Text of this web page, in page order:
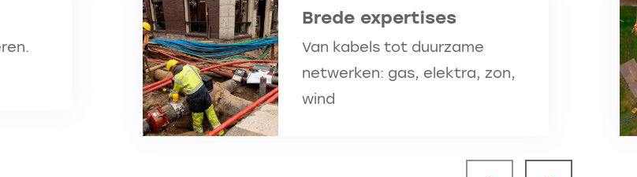
Brede expertises
Van kabels tot duurzame
netwerken: gas, elektra, zon,
wind